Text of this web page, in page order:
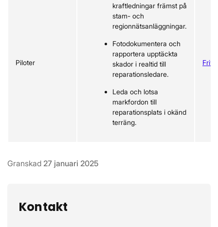
Piloter
kraftledningar främst på
stam- och
regionnätsanläggningar.
Fotodokumentera och
rapportera upptäckta
skador i realtid till
reparationsledare.
Leda och lotsa
markfordon till
reparationsplats i okänd
terräng.
Granskad 27 januari 2025
Kontakt